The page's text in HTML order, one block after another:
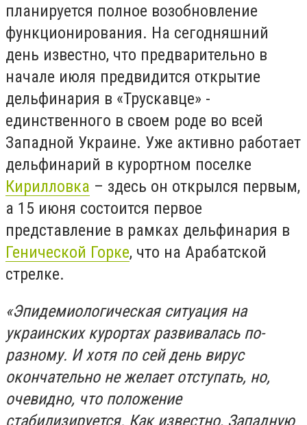
планируется полное возобновление
функционирования. На сегодняшний
день известно, что предварительно в
начале июля предвидится открытие
дельфинария в «Трускавце» -
единственного в своем роде во всей
Западной Украине. Уже активно работает
дельфинарий в курортном поселке
Кирилловка – здесь он открылся первым,
а 15 июня состоится первое
представление в рамках дельфинария в
Генической Горке, что на Арабатской
стрелке.
«Эпидемиологическая ситуация на
украинских курортах развивалась по-
разному. И хотя по сей день вирус
окончательно не желает отступать, но,
очевидно, что положение
стабилизируется. Как известно, Западную